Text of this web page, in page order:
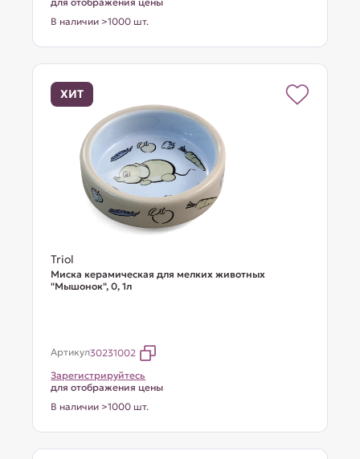
В наличии >1000 шт.
ХИТ
Triol
Миска керамическая для мелких животных
"Мышонок", 0, 1л
Артикул30231002
Зарегистрируйтесь
для отображения цены
В наличии >1000 шт.